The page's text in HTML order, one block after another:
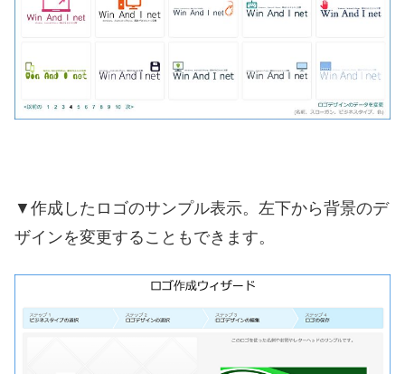
▼作成したロゴのサンプル表示。左下から背景のデ
ザインを変更することもできます。